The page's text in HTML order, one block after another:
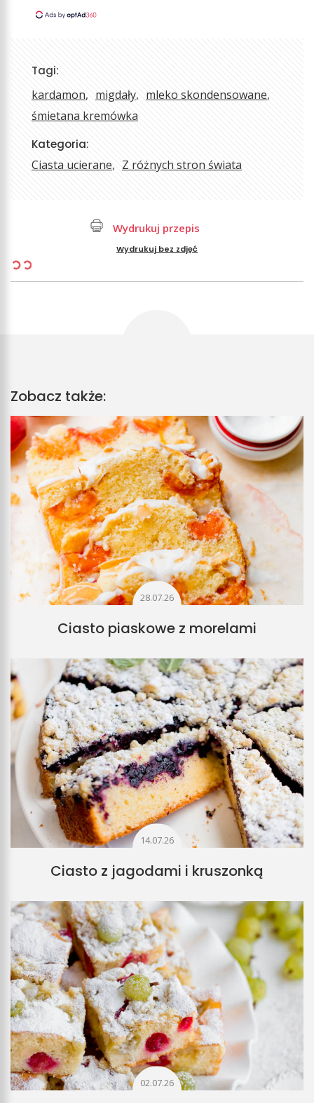
Tagi:
kardamon migdały
mleko skondensowane
śmietana kremówka
Kategoria:
Ciasta ucierane Z różnych stron świata
Wydrukuj przepis
Wydrukuj bez zdjęć
Zobacz także:
28.07.26
Ciasto piaskowe z morelami
14.07.26
Ciasto z jagodami i kruszonką
02.07.26